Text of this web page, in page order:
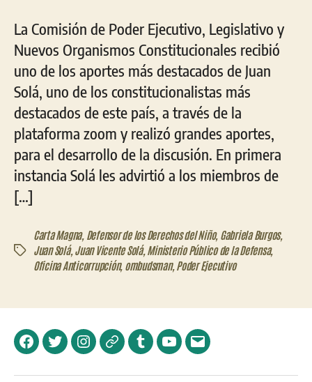
La Comisión de Poder Ejecutivo, Legislativo y
Nuevos Organismos Constitucionales recibió
uno de los aportes más destacados de Juan
Solá, uno de los constitucionalistas más
destacados de este país, a través de la
plataforma zoom y realizó grandes aportes,
para el desarrollo de la discusión. En primera
instancia Solá les advirtió a los miembros de
[…]
Etiquetas
Carta Magna, Defensor de los Derechos del Niño, Gabriela Burgos,
Juan Solá, Juan Vicente Solá, Ministerio Público de la Defensa,
Oficina Anticorrupción, ombudsman, Poder Ejecutivo
FacebookTwitterInstagramTelegramTumblrYouTubeCorreo